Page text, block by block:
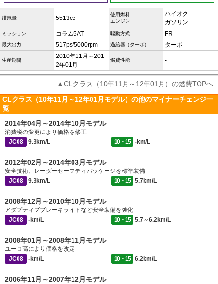
排気量 5513cc
使用燃料
エンジン
ハイオク
ガソリン
ミッション コラム5AT 駆動方式 FR
最大出力 517ps/5000rpm 過給器（ターボ） ターボ
生産期間
2010年11月～201
2年01月
燃費性能 -
▲CLクラス（10年11月～12年01月）の燃費TOPへ
CLクラス（10年11月～12年01月モデル）の他のマイナーチェンジ一
覧
2014年04月～2014年10月モデル
消費税の変更により価格を修正
JC08
9.3km/L 10・15 -km/L
2012年02月～2014年03月モデル
安全技術、レーダーセーフティパッケージを標準装備
JC08
9.3km/L 10・15 5.7km/L
2008年12月～2010年10月モデル
アダプティブブレーキライトなど安全装備を強化
JC08
-km/L 10・15 5.7～6.2km/L
2008年01月～2008年11月モデル
ユーロ高により価格を改定
JC08
-km/L 10・15 6.2km/L
2006年11月～2007年12月モデル